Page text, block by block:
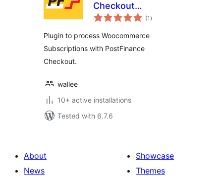
Checkout
Subscription(1 total
ratings
)
Plugin to process Woocommerce
Subscriptions with PostFinance
Checkout.
wallee
10+ active installations
Tested with 6.7.6
About
News
Showcase
Themes